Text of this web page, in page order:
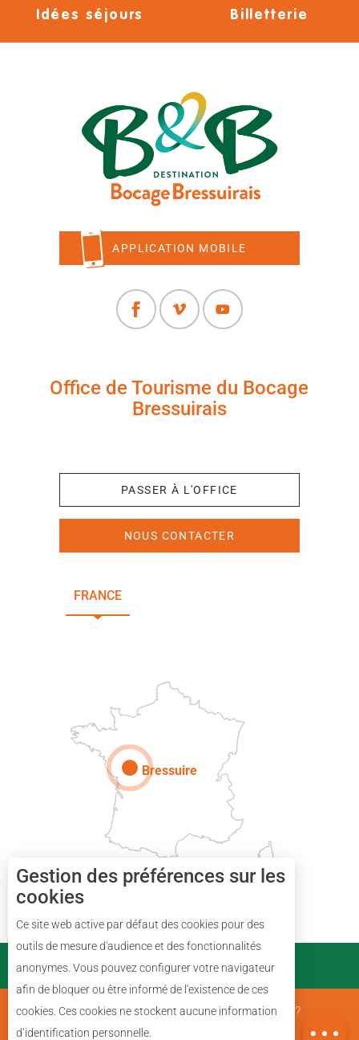
Description
Carte
Idées séjours Billetterie
APPLICATION MOBILE
Office de Tourisme du Bocage
Bressuirais
PASSER À L'OFFICE
NOUS CONTACTER
FRANCE
Bressuire
PARTENAIRES
Mentions Légales Qui sommes nous ?
Gestion des préférences sur les
cookies
Ce site web active par défaut des cookies pour des
outils de mesure d'audience et des fonctionnalités
anonymes. Vous pouvez configurer votre navigateur
afin de bloquer ou être informé de l'existence de ces
cookies. Ces cookies ne stockent aucune information
d’identification personnelle.